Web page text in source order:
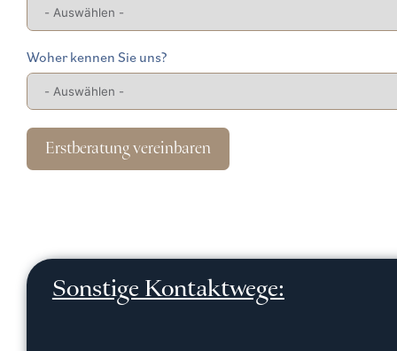
Woher kennen Sie uns?
Erstberatung vereinbaren
Sonstige Kontaktwege: